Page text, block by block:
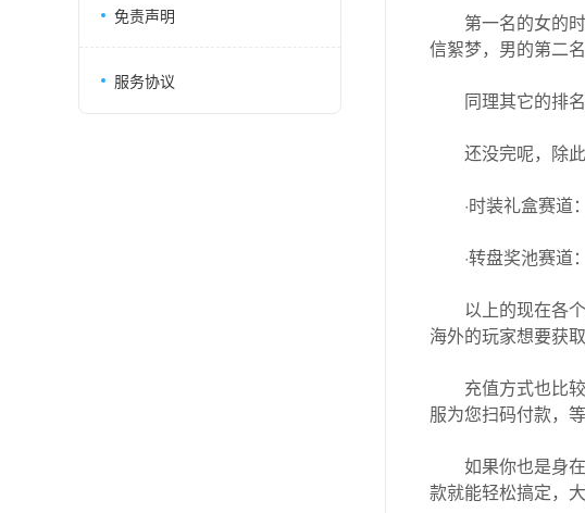
免责声明
服务协议
第一名的女的
信絮梦，男的第二
同理其它的排
还没完呢，除
·时装礼盒赛道
·转盘奖池赛
以上的现在各
海外的玩家想要获
充值方式也比
服为您扫码付款，
如果你也是身
款就能轻松搞定，